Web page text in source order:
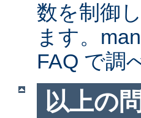
数を制御
ます。
FAQ で調
以上の